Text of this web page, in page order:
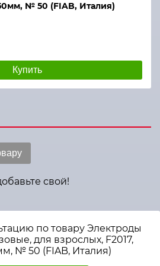
№ 50 (FIAB, Италия)
Купить
свой!
по товару Электроды
для взрослых, F2017,
№ 50 (FIAB, Италия)